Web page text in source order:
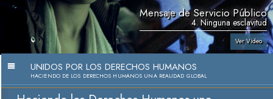
Mensaje de Servicio Público
4. Ninguna esclavitud
Ver Video
UNIDOS POR LOS DERECHOS HUMANOS
HACIENDO DE LOS DERECHOS HUMANOS UNA REALIDAD GLOBAL